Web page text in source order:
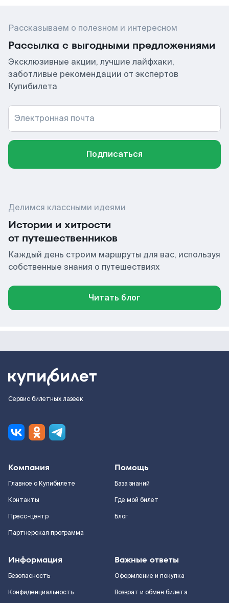
Рассказываем о полезном и интересном
Рассылка с выгодными предложениями
Эксклюзивные акции, лучшие лайфхаки,
заботливые рекомендации от экспертов
Купибилета
Электронная почта
Подписаться
Делимся классными идеями
Истории и хитрости
от путешественников
Каждый день строим маршруты для вас, используя
собственные знания о путешествиях
Читать блог
Сервис билетных лазеек
Компания
Главное о Купибилете
Контакты
Пресс-центр
Партнерская программа
Помощь
База знаний
Где мой билет
Блог
Информация
Безопасность
Конфиденциальность
Важные ответы
Оформление и покупка
Возврат и обмен билета